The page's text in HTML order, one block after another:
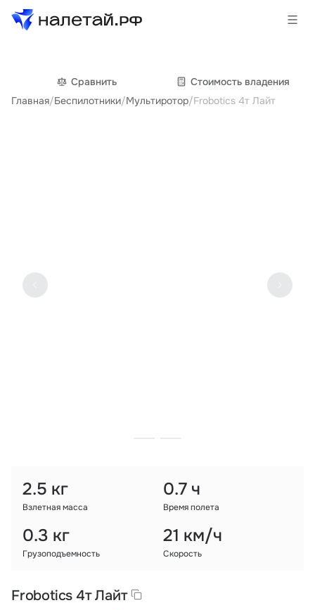
Товары
Услуги
Государственные программы
Партнеры
Сравнить
Cтоимость владения
Главная/Беспилотники/Мультиротор/Frobotics 4т Лайт
2.5 кг
Взлетная масса
0.7 ч
Время полета
0.3 кг
Грузоподъемность
21 км/ч
Скорость
Frobotics 4т Лайт